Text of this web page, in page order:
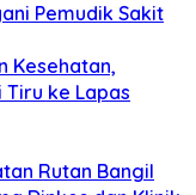
Pemudik Sakit
Kesehatan,
Tiru ke Lapas
Rutan Bangil